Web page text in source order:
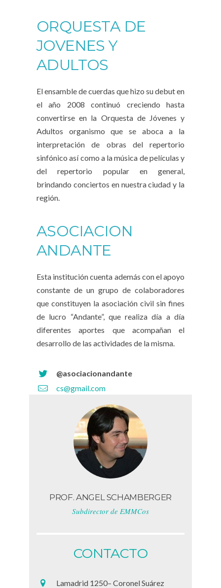
ORQUESTA DE
JOVENES Y
ADULTOS
El ensamble de cuerdas que hizo su debut en
el año 2008 continuó creciendo hasta
convertirse en la Orquesta de Jóvenes y
Adultos organismo que se aboca a la
interpretación de obras del repertorio
sinfónico así como a la música de películas y
del repertorio popular en general,
brindando conciertos en nuestra ciudad y la
región.
ASOCIACION
ANDANTE
Esta institución cuenta además con el apoyo
constante de un grupo de colaboradores
que constituyen la asociación civil sin fines
de lucro “Andante”, que realiza día a día
diferentes aportes que acompañan el
desarrollo de las actividades de la misma.
@asociacionandante
cs@gmail.com
PROF. ANGEL SCHAMBERGER
Subdirector de EMMCos
CONTACTO
Lamadrid 1250– Coronel Suárez